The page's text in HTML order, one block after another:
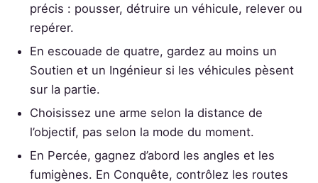
précis : pousser, détruire un véhicule, relever ou
repérer.
En escouade de quatre, gardez au moins un
Soutien et un Ingénieur si les véhicules pèsent
sur la partie.
Choisissez une arme selon la distance de
l’objectif, pas selon la mode du moment.
En Percée, gagnez d’abord les angles et les
fumigènes. En Conquête, contrôlez les routes